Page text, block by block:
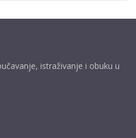
istraživanje i obuku u